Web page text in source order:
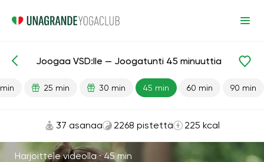
Valmiit oppitunnit Stressiä lievittävä Kardio
Joogaa VSD:lle — Joogatunti 45 minuuttia
25 min 30 min 45 min 60 min 90 min
37 asanaa 2268 pistettä 225 kcal
Harjoittele videolla ·45 min